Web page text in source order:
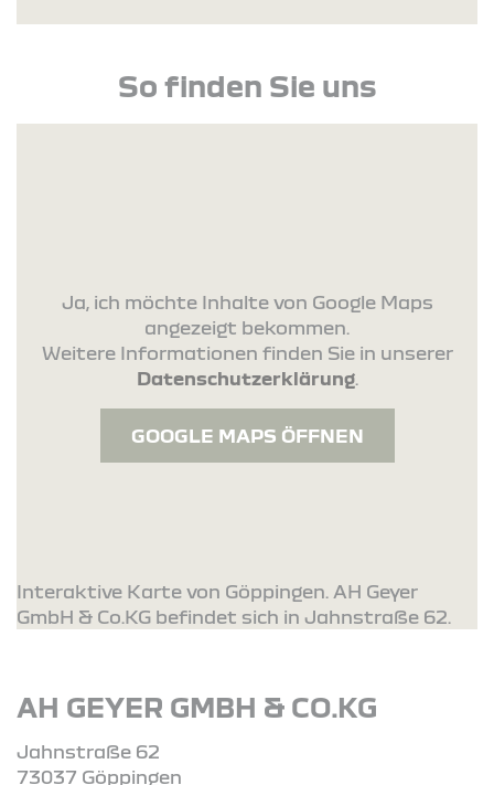
So finden Sie uns
Ja, ich möchte Inhalte von Google Maps
angezeigt bekommen.
Weitere Informationen finden Sie in unserer
Datenschutzerklärung.
GOOGLE MAPS ÖFFNEN
Interaktive Karte von Göppingen. AH Geyer
GmbH & Co.KG befindet sich in Jahnstraße 62.
AH GEYER GMBH & CO.KG
Jahnstraße 62
73037 Göppingen